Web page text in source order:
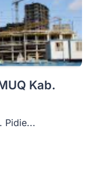
Kab.
Pidie...